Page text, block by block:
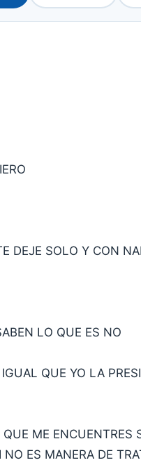
DEJE SOLO Y CON
LO QUE ES NO
QUE YO LA
ME ENCUENTRES
ES MANERA DE